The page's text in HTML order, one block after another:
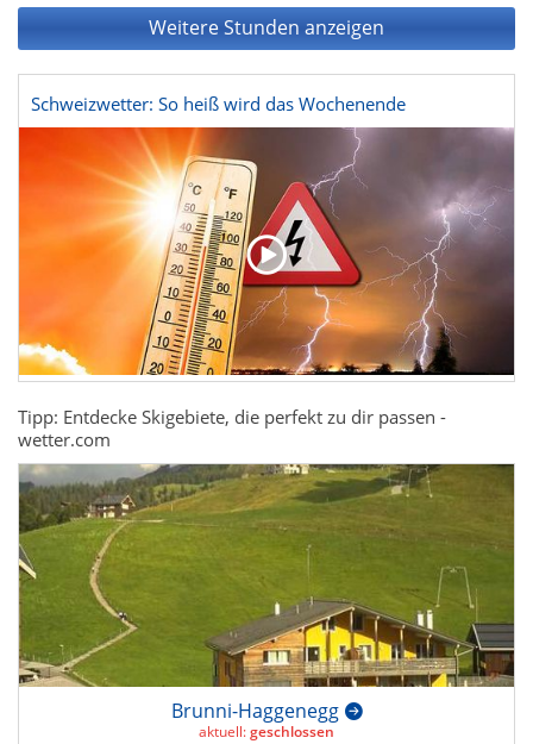
Weitere Stunden anzeigen
Schweizwetter: So heiß wird das Wochenende
Tipp: Entdecke Skigebiete, die perfekt zu dir passen -
wetter.com
Brunni-Haggenegg
aktuell:geschlossen